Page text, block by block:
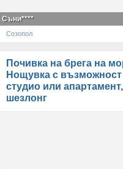
Съни****
Созопол
Почивка на брега на
Нощувка с възможност
студио или
шезлонг